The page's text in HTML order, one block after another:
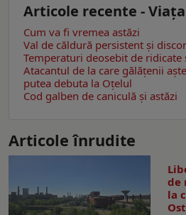
Articole recente -
Cum va fi vremea astăzi
Val de căldură persistent și
Temperaturi deosebit de ridicate
Atacantul de la care gălățenii
putea debuta la Oțelul
Cod galben de caniculă și astăzi
Articole înrudite
de
la